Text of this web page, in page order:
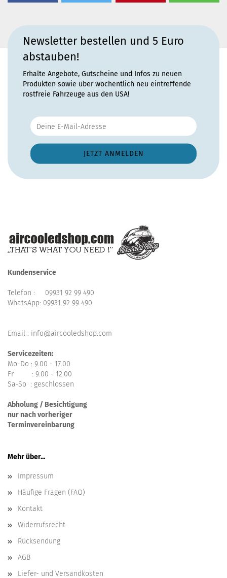
Newsletter bestellen und 5 Euro
abstauben!
Erhalte Angebote, Gutscheine und Infos zu neuen
Produkten sowie über wöchentlich neu eintreffende
rostfreie Fahrzeuge aus den USA!
Kundenservice
Telefon : 09931 92 99 490
WhatsApp: 09931 92 99 490
Email : info@aircooledshop.com
Servicezeiten:
Mo-Do : 9.00 - 17.00
Fr : 9.00 - 12.00
Sa-So : geschlossen
Abholung / Besichtigung
nur nach vorheriger
Terminvereinbarung
Mehr über...
Impressum
Häufige Fragen (FAQ)
Kontakt
Widerrufsrecht
Rücksendung
AGB
Liefer- und Versandkosten